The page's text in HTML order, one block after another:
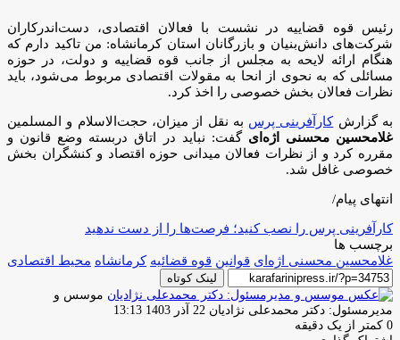
رئیس قوه قضاییه در نشست با فعالان اقتصادی، دست‌اندرکاران
شرکت‌های دانش‌بنیان و بازرگانان استان کرمانشاه: من تاکید دارم که
هنگام ارائه لایحه به مجلس از جانب قوه قضاییه و دولت، در حوزه
مسائلی که به نحوی از انحا به مقولات اقتصادی مربوط می‌شود، باید
نظرات فعالان بخش خصوصی را اخذ کرد.
به گزارشکارآفرینی پرس به نقل از میزان، حجت‌الاسلام و المسلمین
غلامحسین محسنی اژه‌ای گفت: نباید در اتاق دربسته وضع قانون و
مقرره کرد و از نظرات فعالان میدانی حوزه اقتصاد و کنشگران بخش
خصوصی غافل شد.
انتهای پیام/
کارآفرینی پرس را نصب کنید؛ فرصت‌ها را از دست ندهید
برچسب ها
غلامحسین محسنی اژه‌ای قوانین قوه قضائیه کرمانشاه محیط اقتصادی
لینک کوتاه
موسس و
مدیرمسئول: دکتر محمدعلی نژادیان ارسال
22 آذر 1403 13:13
0 کمتر از یک دقیقه